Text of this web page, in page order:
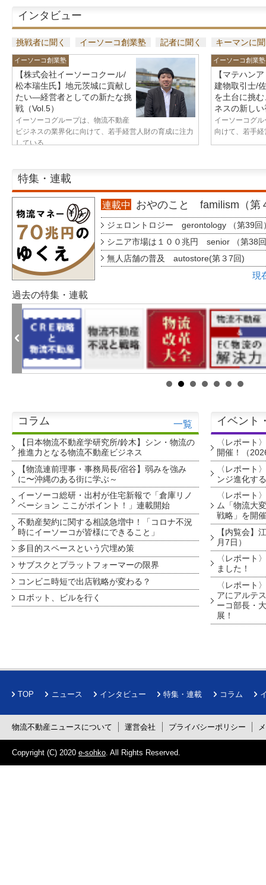
インタビュー
挑戦者に聞く イーソーコ創業塾 記者に聞く キーマンに
イーソーコ創業塾
【株式会社イーソーコクール/
松本瑞生氏】地元茨城に貢献し
たい—経営者としての新たな挑
戦（Vol.5）
イーソーコグループは、物流不動産
ビジネスの業界化に向けて、若手経営人財の育成に注力
している...
イーソーコ創業塾
【マテハン
建物取引士/
を土台に挑
ネスの新し
イーソーコグ
向けて、若手
特集・連載
連載中 おやのこと familism（第
ジェロントロジー gerontology （第39回
シニア市場は１００兆円 senior （第38
無人店舗の普及 autostore(第３7回)
現
過去の特集・連載
コラム 一覧
【日本物流不動産学研究所/鈴木】シン・物流の
推進力となる物流不動産ビジネス
【物流連前理事・事務局長/宿谷】弱みを強み
に〜沖縄のある街に学ぶ～
イーソーコ総研・出村が住宅新報で「倉庫リノ
ベーション ここがポイント！」連載開始
不動産契約に関する相談急増中！「コロナ不況
時にイーソーコが皆様にできること」
多目的スペースという穴埋め策
サブスクとプラットフォーマーの限界
コンビニ時短で出店戦略が変わる？
ロボット、ビルを行く
イベント
〈レポート
開催！（
〈レポート
ンジ進化す
〈レポート
ム「物流大
戦略」を開
【内覧会】
月7日）
〈レポート
ました！
〈レポート
アにアルテ
ーコ部長・
展！
TOP ニュース インタビュー 特集・連載 コラム
物流不動産ニュースについて 運営会社 プライバシーポリシー
Copyright (C) 2020 e-sohko. All Rights Reserved.